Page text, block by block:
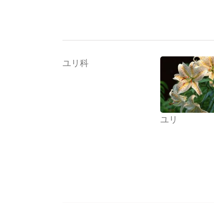
ユリ科
ユリ